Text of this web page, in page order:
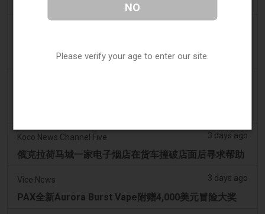
人数量的电子烟店
Koco News Channel Five 3 days ago
俄克拉荷马城一家电子烟店在货车撞破店面后寻求帮助
Vice News 3 days ago
PAX全新Aurora Burst Vape附赠4,000美元冒险大奖
NO
Please verify your age to enter our site.